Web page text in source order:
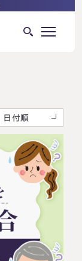
日付順